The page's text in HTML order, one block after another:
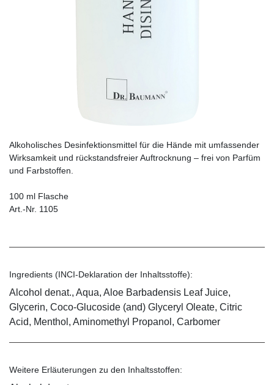
Alkoholisches Desinfektionsmittel für die Hände mit umfassender
Wirksamkeit und rückstandsfreier Auftrocknung – frei von Parfüm
und Farbstoffen.
100 ml Flasche
Art.-Nr. 1105
Ingredients (INCI-Deklaration der Inhaltsstoffe):
Alcohol denat., Aqua, Aloe Barbadensis Leaf Juice,
Glycerin, Coco-Glucoside (and) Glyceryl Oleate, Citric
Acid, Menthol, Aminomethyl Propanol, Carbomer
Weitere Erläuterungen zu den Inhaltsstoffen: